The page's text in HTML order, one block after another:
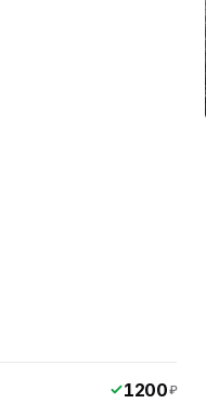
1200₽